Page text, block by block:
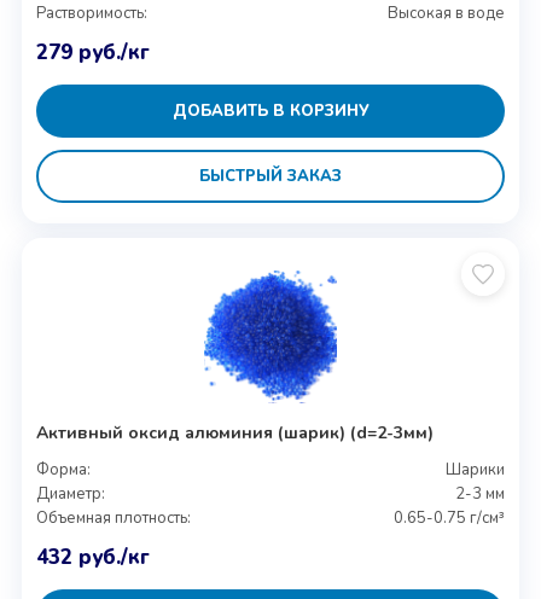
Растворимость:
Высокая в воде
279 руб./кг
ДОБАВИТЬ В КОРЗИНУ
БЫСТРЫЙ ЗАКАЗ
Активный оксид алюминия (шарик) (d=2-3мм)
Форма:
Шарики
Диаметр:
2-3 мм
Объемная плотность:
0.65-0.75 г/см³
432 руб./кг